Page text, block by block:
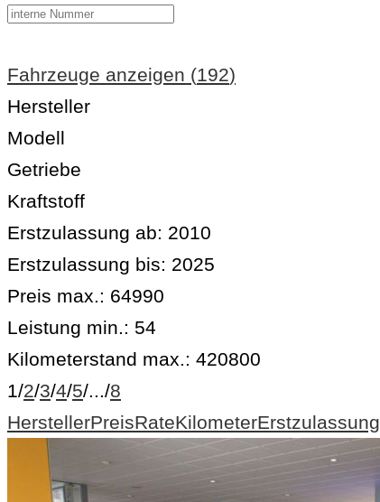
Fahrzeuge anzeigen (192)
Hersteller
Modell
Getriebe
Kraftstoff
Erstzulassung ab: 2010
Erstzulassung bis: 2025
Preis max.: 64990
Leistung min.: 54
Kilometerstand max.: 420800
1/2/3/4/5/.../8
HerstellerPreisRateKilometerErstzulassung